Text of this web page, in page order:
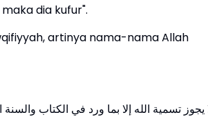
dia kufur".
artinya nama-nama Allah
يجوز تسمية الله إلا بما ورد في الكتاب